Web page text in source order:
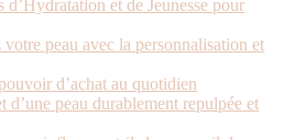
et de Jeunesse pour
peau avec la personnalisation et
d’achat au quotidien
peau durablement repulpée et